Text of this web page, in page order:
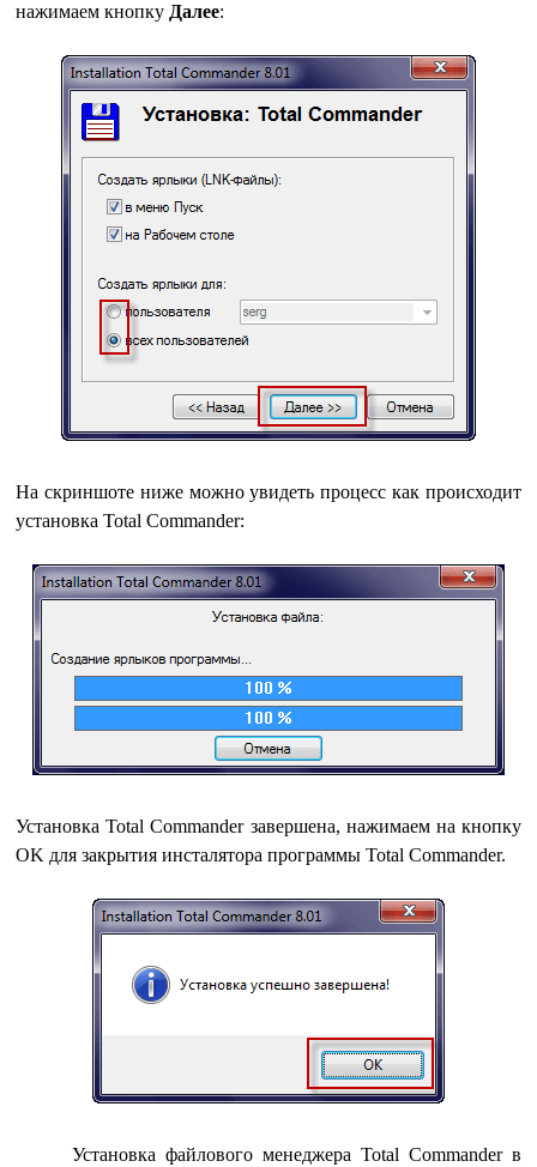
нажимаем кнопку Далее:
На скриншоте ниже можно увидеть процесс как происходит
установка Total Commander:
Установка Total Commander завершена, нажимаем на кнопку
OK для закрытия инсталятора программы Total Commander.
Установка файлового менеджера Total Commander в